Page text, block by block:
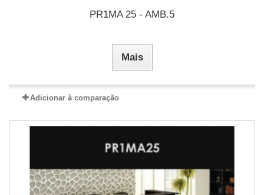
PR1MA 25 - AMB.5
Mais
Adicionar à comparação